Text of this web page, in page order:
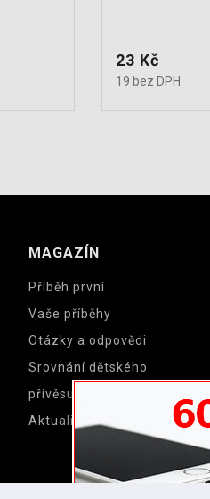
Cena
23 Kč
19 bez DPH
MAGAZÍN
Příběh první
Vaše příběhy
Otázky a odpovědi
Srovnání dětského
přívěsu a cyklosedačky
Aktuality